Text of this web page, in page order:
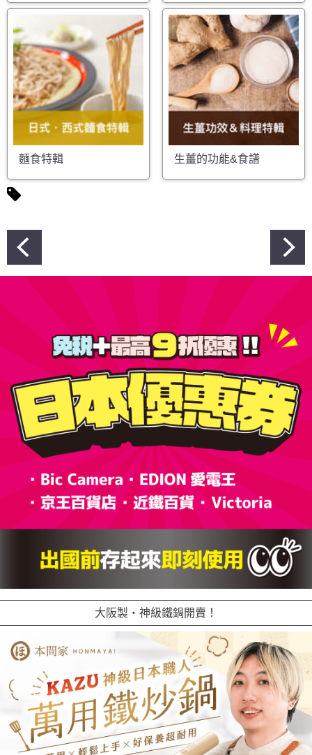
麵食特輯 生薑的功能&食譜
文
章
大阪製・神級鐵鍋開賣！